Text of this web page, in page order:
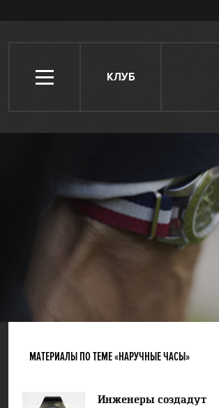
КЛУБ
МАТЕРИАЛЫ ПО ТЕМЕ «НАРУЧНЫЕ ЧАСЫ»
Инженеры создадут